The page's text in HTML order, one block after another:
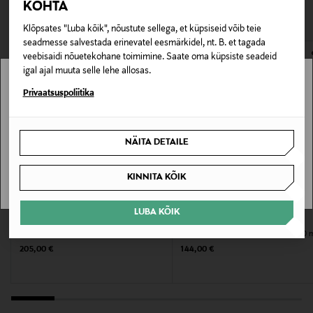
KOHTA
Klõpsates "Luba kõik", nõustute sellega, et küpsiseid võib teie
seadmesse salvestada erinevatel eesmärkidel, nt. B. et tagada
veebisaidi nõuetekohane toimimine. Saate oma küpsiste seadeid
igal ajal muuta selle lehe allosas.
Privaatsuspoliitika
NÄITA DETAILE
KINNITA KÕIK
LUBA KÕIK
Pakendi suurus
100 ml
Omadus
Näomask
avamata originaalpakendis.
E-POE TAGASTUSED
VAATASID KA
Original Price
205,00 €
Näomask Velvet Sleeping Mask 60
Original Price
144,00 €
Stockmann pole Sinu riigis saadaval.
SAAN ARU